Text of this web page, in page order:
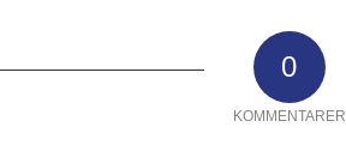
0
KOMMENTARER